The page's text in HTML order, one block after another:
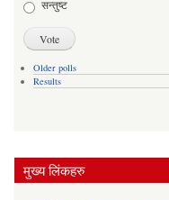
सन्तुष्ट
Older polls
Results
मुख्य लिंकहरु